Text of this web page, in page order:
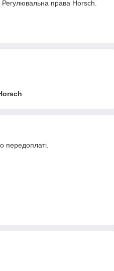
права Horsch.
передоплаті.